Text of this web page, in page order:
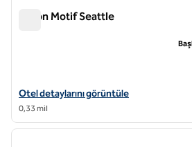
Hilton Motif Seattle
Hilton Motif Seattle için otel detaylarını
Otel detaylarını görüntüle
0,33 mil
1 / 12